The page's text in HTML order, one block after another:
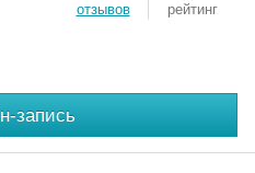
отзывов рейтинг
запись